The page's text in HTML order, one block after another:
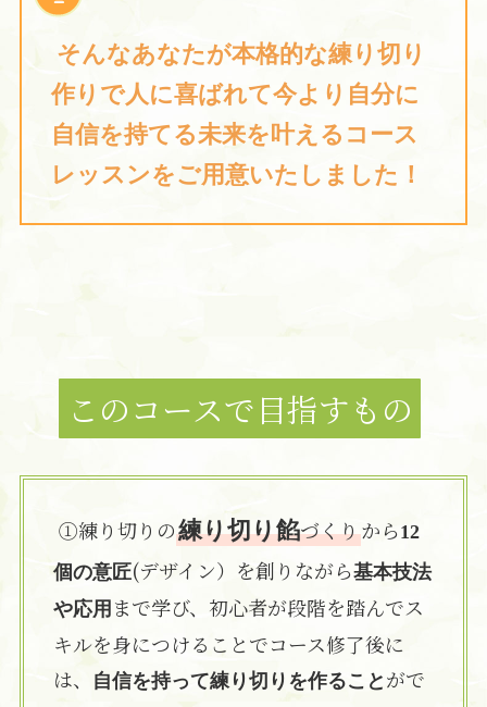
そんなあなたが本格的な練り切り
作りで人に喜ばれて今より自分に
自信を持てる未来を叶えるコース
レッスンをご用意いたし ました！
このコースで目指すもの
①練り切りの練り切り餡づくりから12
個の意匠(デザイン）を創りながら基本技法
や応用 まで学び、初心者が段階を踏んでス
キルを身につけることでコース修了後に
は、
自信を持って練り切りを作ること がで